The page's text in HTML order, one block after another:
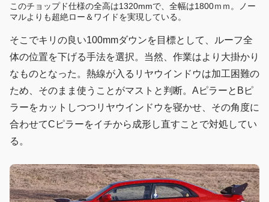
このチョップド仕様の全高は1320mmで、全幅は1800ｍｍ。ノー
マルよりも超絶ロー＆ワイドを実現している。
そこでキリの良い100mmダウンを目標として、ルーフ全
体の位置を下げる手法を選択。当然、作業はより大掛かり
なものとなった。熱線が入るリヤウインドウは加工困難の
ため、そのまま使うことがマストと判断。AピラーとBピ
ラーをカットしつつリヤウインドウを寝かせ、その角度に
合わせてCピラーをイチから成形し直すことで対処してい
る。